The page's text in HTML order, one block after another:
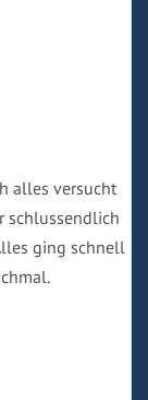
alles versucht
schlussendlich
ging schnell